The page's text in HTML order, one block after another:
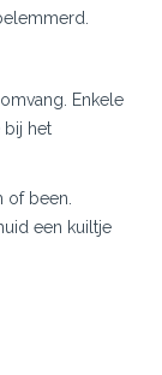
Enkele
bij het
of been.
een kuiltje